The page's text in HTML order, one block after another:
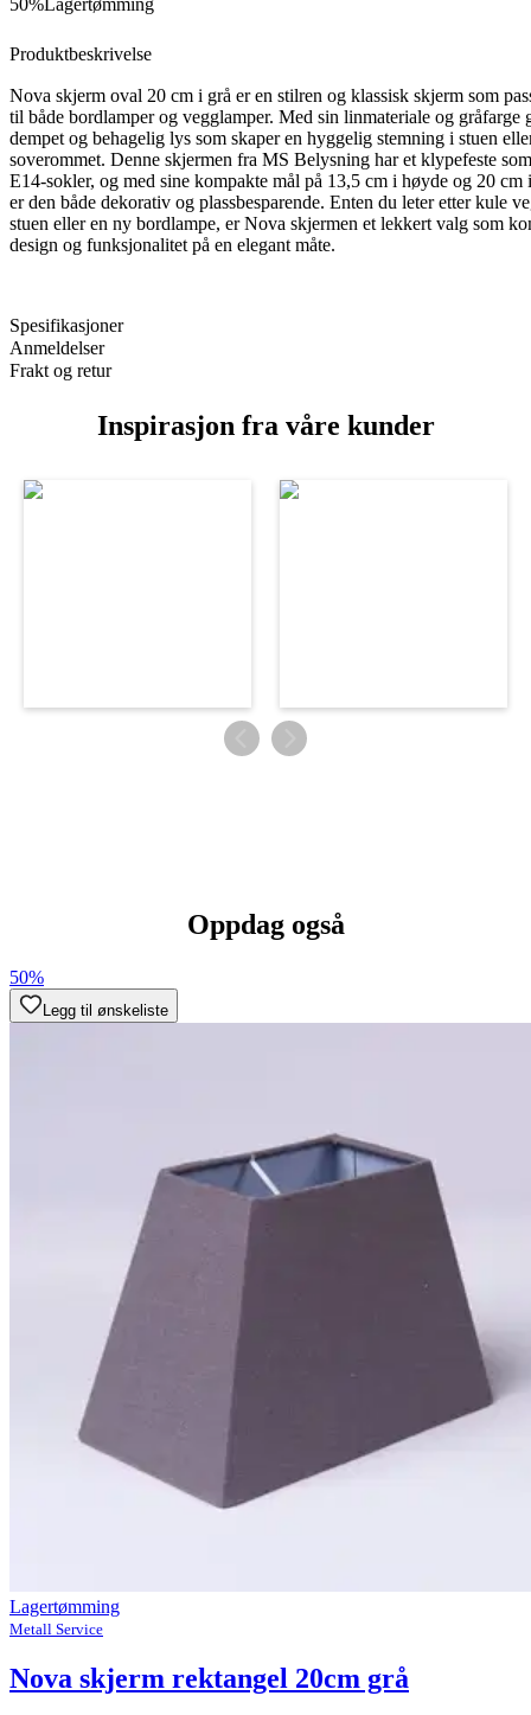
50%Lagertømming
Produktbeskrivelse
Nova skjerm oval 20 cm i grå er en stilren og klassisk skjerm som
til både bordlamper og vegglamper. Med sin linmateriale og gråfarge
dempet og behagelig lys som skaper en hyggelig stemning i stuen
soverommet. Denne skjermen fra MS Belysning har et klypefeste
E14-sokler, og med sine kompakte mål på 13,5 cm i høyde og 20 cm
er den både dekorativ og plassbesparende. Enten du leter etter kule
stuen eller en ny bordlampe, er Nova skjermen et lekkert valg som
design og funksjonalitet på en elegant måte.
Spesifikasjoner
Anmeldelser
Frakt og retur
Inspirasjon fra våre kunder
Oppdag også
50%
Legg til ønskeliste
Lagertømming
Metall Service
Nova skjerm rektangel 20cm grå